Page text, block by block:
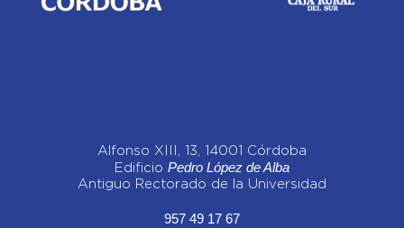
Alfonso XIII, 13, 14001 Córdoba
Edificio Pedro López de Alba
Antiguo Rectorado de la Universidad
957 49 17 67